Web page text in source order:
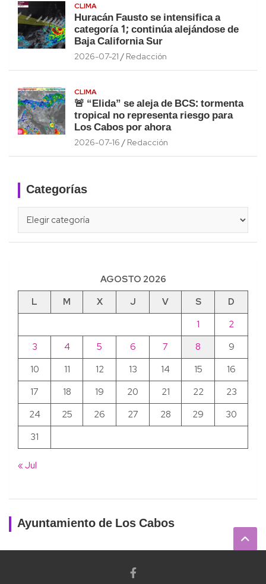
CLIMA
Huracán Fausto se intensifica a
categoría 1; continúa alejándose de
Baja California Sur
2026-07-21 Redacción
CLIMA
🚨 “Elida” se aleja de BCS: tormenta
tropical no representa riesgo para
Los Cabos por ahora
2026-07-16 Redacción
Categorías
AGOSTO 2026
L
M X J V S
D
1
2
3
4 5 6 7 8
9
10
11 12 13 14 15
16
17
18 19 20 21 22
23
24
25 26 27 28 29
30
31
« Jul
Ayuntamiento de Los Cabos